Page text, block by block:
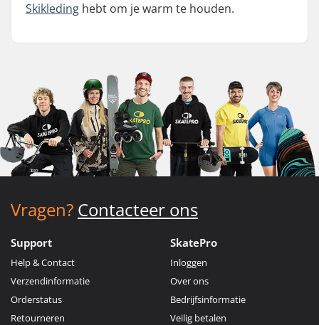
Skikleding hebt om je warm te houden.
Vragen? Contacteer ons
Support
Help & Contact
Verzendinformatie
Orderstatus
Retourneren
SkatePro
Inloggen
Over ons
Bedrijfsinformatie
Veilig betalen